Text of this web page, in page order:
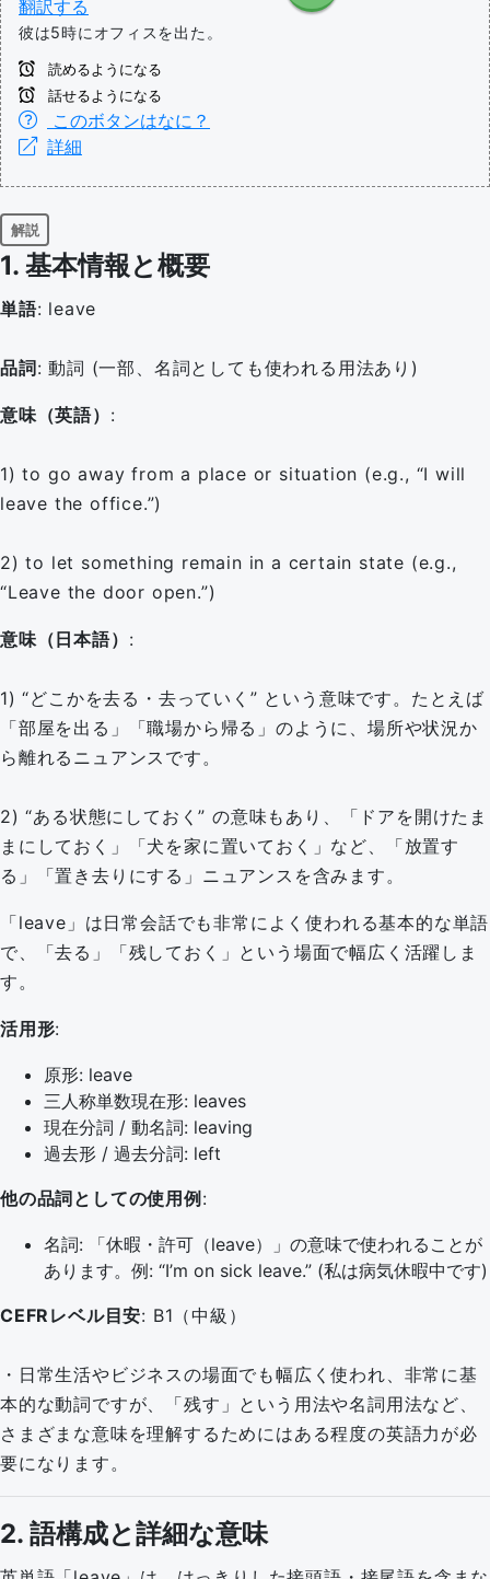
翻訳する
彼は5時にオフィスを出た。
読めるようになる
話せるようになる
このボタンはなに？
詳細
解説
1. 基本情報と概要
単語: leave
品詞: 動詞 (一部、名詞としても使われる用法あり)
意味（英語） :
1) to go away from a place or situation (e.g., “I will
leave the office.”)
2) to let something remain in a certain state (e.g.,
“Leave the door open.”)
意味（日本語） :
1) “どこかを去る・去っていく” という意味です。たとえば
「部屋を出る」「職場から帰る」のように、場所や状況か
ら離れるニュアンスです。
2) “ある状態にしておく” の意味もあり、「ドアを開けたま
まにしておく」「犬を家に置いておく」など、「放置す
る」「置き去りにする」ニュアンスを含みます。
「leave」は日常会話でも非常によく使われる基本的な単語
で、「去る」「残しておく」という場面で幅広く活躍しま
す。
活用形:
原形: leave
三人称単数現在形: leaves
現在分詞 / 動名詞: leaving
過去形 / 過去分詞: left
他の品詞としての使用例 :
名詞: 「休暇・許可（leave）」の意味で使われることが
あります。例: “I’m on sick leave.” (私は病気休暇中です)
CEFRレベル目安: B1（中級）
・日常生活やビジネスの場面でも幅広く使われ、非常に基
本的な動詞ですが、「残す」という用法や名詞用法など、
さまざまな意味を理解するためにはある程度の英語力が必
要になります。
2. 語構成と詳細な意味